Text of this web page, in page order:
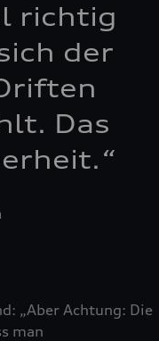
richtig
der
Das
“
„Aber Achtung: Die
man